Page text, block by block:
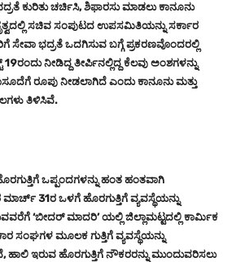
ಕುರಿತು ಚರ್ಚಿಸಿ, ಶಿಫಾರಸು ಮಾಡಲು ಕಾನೂನು
ಸಚಿವ ಸಂಪುಟದ ಉಪಸಮಿತಿಯನ್ನು ಸರ್ಕಾರ
ಸೇವಾ ಭದ್ರತೆ ಒದಗಿಸುವ ಬಗ್ಗೆ ಪ್ರಕರಣವೊಂದರಲ್ಲಿ
ನೀಡಿದ್ದ ತೀರ್ಪಿನಲ್ಲಿದ್ದ ಕೆಲವು ಅಂಶಗಳನ್ನು
ರೂಪು ನೀಡಲಾಗಿದೆ ಎಂದು ಕಾನೂನು ಮತ್ತು
ತಿಳಿಸಿವೆ.
ಒಪ್ಪಂದಗಳನ್ನು ಹಂತ ಹಂತವಾಗಿ
31ರ ಒಳಗೆ ಹೊರಗುತ್ತಿಗೆ ವ್ಯವಸ್ಥೆಯನ್ನು
‘ಬೀದರ್ ಮಾದರಿ’ ಯಲ್ಲಿ ಜಿಲ್ಲಾಮಟ್ಟದಲ್ಲಿ ಕಾರ್ಮಿಕ
ಸಂಘಗಳ ಮೂಲಕ ಗುತ್ತಿಗೆ ವ್ಯವಸ್ಥೆಯನ್ನು
ಹಾಲಿ ಇರುವ ಹೊರಗುತ್ತಿಗೆ ನೌಕರರನ್ನು ಮುಂದುವರಿಸಲು